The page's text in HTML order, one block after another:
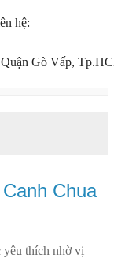
hệ:
Gò Vấp,
Chua
thích nhờ vị